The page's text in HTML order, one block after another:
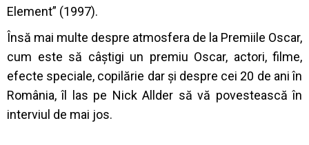
Element” (1997).
Însă mai multe despre atmosfera de la Premiile Oscar,
cum este să câștigi un premiu Oscar, actori, filme,
efecte speciale, copilărie dar și despre cei 20 de ani în
România, îl las pe Nick Allder să vă povestească în
interviul de mai jos.